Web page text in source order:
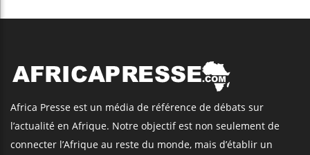
Africa Presse est un média de référence de débats sur
l’actualité en Afrique. Notre objectif est non seulement de
connecter l’Afrique au reste du monde, mais d’établir un